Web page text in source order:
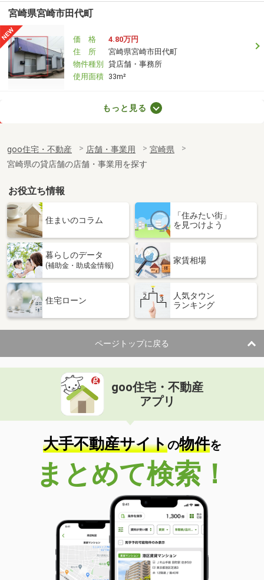
宮崎県宮崎市田代町
価 格
4.80万円
住 所
宮崎県宮崎市田代町
物件種別
貸店舗・事務所
使用面積 33m²
宮崎県宮崎市大橋１丁目
物件種別 貸店舗・事務所
使用面積 176.88m²
もっと見る
goo住宅・不動産 店舗・事業用
宮崎県
宮崎県の貸店舗の店舗・事業用を探す
お役立ち情報
住まいのコラム
「住みたい街」
を見つけよう
暮らしのデータ
(補助金・助成金情報)
家賃相場
住宅ローン
人気タウン
ランキング
ページトップに戻る
goo住宅・不動産
アプリ
大手不動産サイトの物件を
まとめて検索！